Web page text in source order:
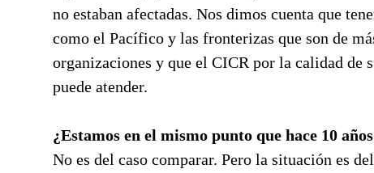
no estaban afectadas. Nos dimos cuenta que
como el Pacífico y las fronterizas que son de
organizaciones y que el CICR por la calidad de
puede atender.
¿Estamos en el mismo punto que hace 10
No es del caso comparar. Pero la situación es